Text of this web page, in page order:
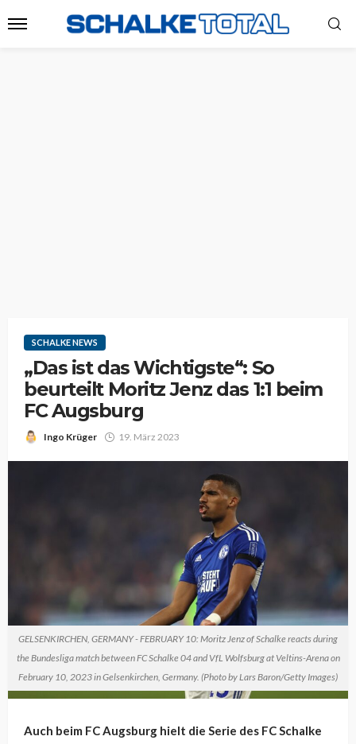
SCHALKE NEWS
„Das ist das Wichtigste“: So
beurteilt Moritz Jenz das 1:1 beim
FC Augsburg
Ingo Krüger 19. März 2023
GELSENKIRCHEN, GERMANY - FEBRUARY 10: Moritz Jenz of Schalke reacts during
the Bundesliga match between FC Schalke 04 and VfL Wolfsburg at Veltins-Arena on
February 10, 2023 in Gelsenkirchen, Germany. (Photo by Lars Baron/Getty Images)
Auch beim FC Augsburg hielt die Serie des FC Schalke